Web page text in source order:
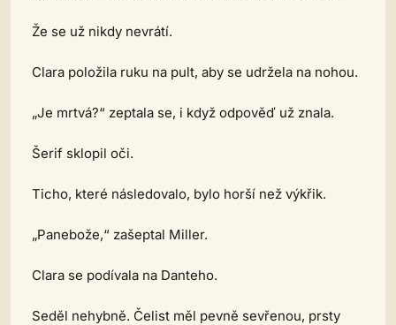
Že se už nikdy nevrátí.
Clara položila ruku na pult, aby se udržela na nohou.
„Je mrtvá?“ zeptala se, i když odpověď už znala.
Šerif sklopil oči.
Ticho, které následovalo, bylo horší než výkřik.
„Panebože,“ zašeptal Miller.
Clara se podívala na Danteho.
Seděl nehybně. Čelist měl pevně sevřenou, prsty